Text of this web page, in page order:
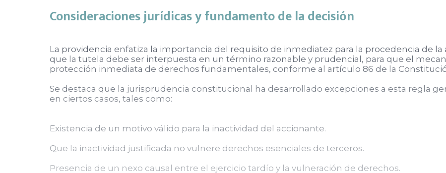
Consideraciones jurídicas y fundamento de la decisión
La providencia enfatiza la importancia del requisito de inmediatez para la procedencia de
que la tutela debe ser interpuesta en un término razonable y prudencial, para que el
protección inmediata de derechos fundamentales, conforme al artículo 86 de la
Se destaca que la jurisprudencia constitucional ha desarrollado excepciones a esta regla
en ciertos casos, tales como:
Existencia de un motivo válido para la inactividad del accionante.
Que la inactividad justificada no vulnere derechos esenciales de terceros.
Presencia de un nexo causal entre el ejercicio tardío y la vulneración de derechos.